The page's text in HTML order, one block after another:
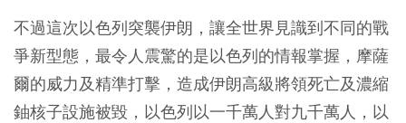
不過這次以色列突襲伊朗，讓全世界見識到不同的戰
爭新型態，最令人震驚的是以色列的情報掌握，摩薩
爾的威力及精準打擊，造成伊朗高級將領死亡及濃縮
鈾核子設施被毀，以色列以一千萬人對九千萬人，以